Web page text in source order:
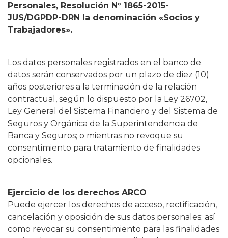
Personales, Resolución N° 1865-2015-
JUS/DGPDP-DRN la denominación «Socios y
Trabajadores».
Los datos personales registrados en el banco de
datos serán conservados por un plazo de diez (10)
años posteriores a la terminación de la relación
contractual, según lo dispuesto por la Ley 26702,
Ley General del Sistema Financiero y del Sistema de
Seguros y Orgánica de la Superintendencia de
Banca y Seguros; o mientras no revoque su
consentimiento para tratamiento de finalidades
opcionales.
Ejercicio de los derechos ARCO
Puede ejercer los derechos de acceso, rectificación,
cancelación y oposición de sus datos personales; así
como revocar su consentimiento para las finalidades